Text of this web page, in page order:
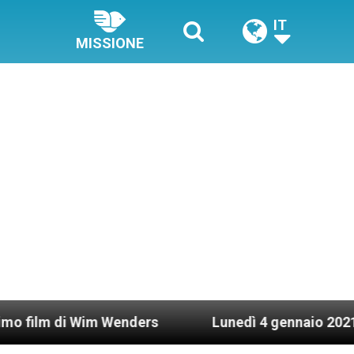
MISSIONE
IT
Wenders Lunedì 4 gennaio 2021: